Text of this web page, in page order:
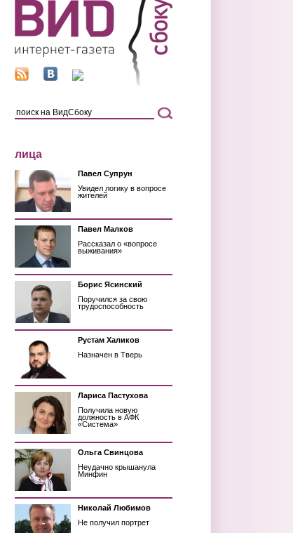
лица
Павел Супрун
Увидел логику в вопросе
жителей
Павел Малков
Рассказал о «вопросе
выживания»
Борис Ясинский
Поручился за свою
трудоспособность
Рустам Халиков
Назначен в Тверь
Лариса Пастухова
Получила новую
должность в АФК
«Система»
Ольга Свинцова
Неудачно крышанула
Минфин
Николай Любимов
Не получил портрет